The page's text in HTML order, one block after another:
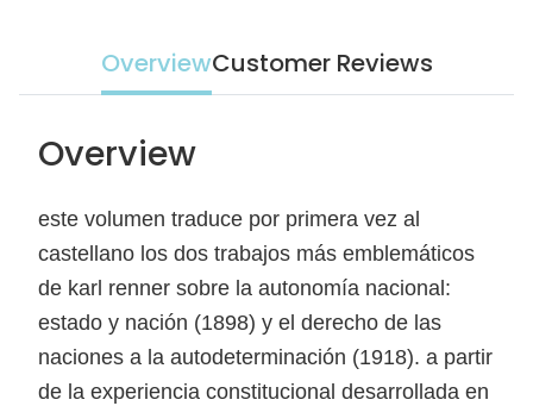
OverviewCustomer Reviews
Overview
este volumen traduce por primera vez al
castellano los dos trabajos más emblemáticos
de karl renner sobre la autonomía nacional:
estado y nación (1898) y el derecho de las
naciones a la autodeterminación (1918). a partir
de la experiencia constitucional desarrollada en